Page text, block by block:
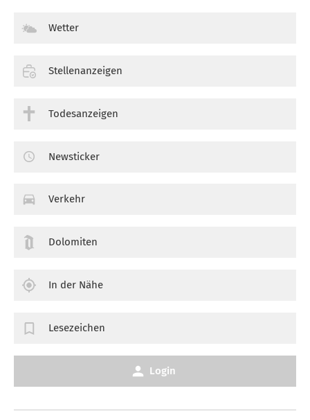
Wetter
Stellenanzeigen
Todesanzeigen
Newsticker
Verkehr
Dolomiten
In der Nähe
Lesezeichen
Login